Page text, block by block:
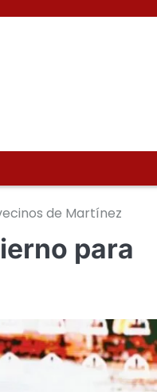
de Martínez
para